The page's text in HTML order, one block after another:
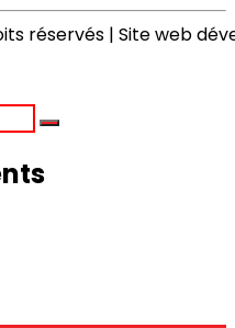
réservés | Site web